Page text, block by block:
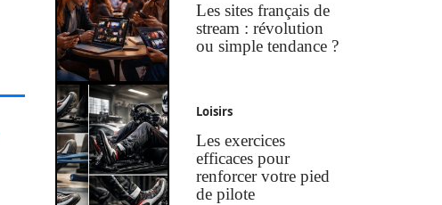
Les sites français de
stream : révolution
ou simple tendance ?
Loisirs
Les exercices
efficaces pour
renforcer votre pied
de pilote